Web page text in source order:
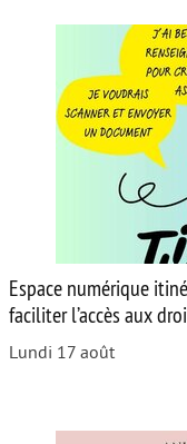
Espace numérique
faciliter l’accès aux
Lundi 17 août